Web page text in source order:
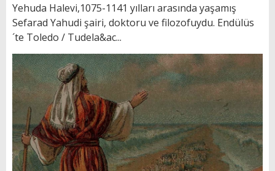
Yehuda Halevi,1075-1141 yılları arasında yaşamış
Sefarad Yahudi şairi, doktoru ve filozofuydu. Endülüs
´te Toledo / Tudela&ac...